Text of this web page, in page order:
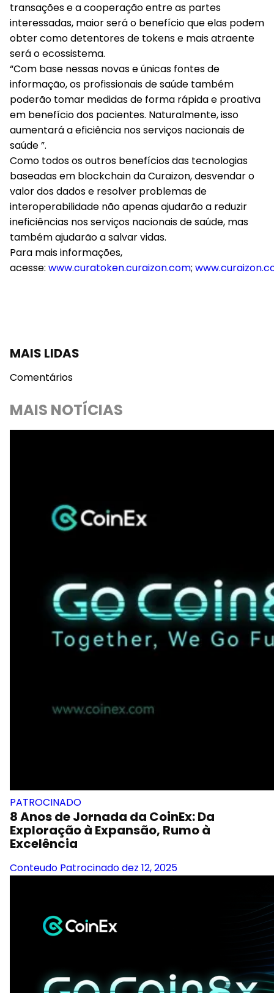
transações e a cooperação entre as partes
interessadas, maior será o benefício que elas podem
obter como detentores de tokens e mais atraente
será o ecossistema.
“Com base nessas novas e únicas fontes de
informação, os profissionais de saúde também
poderão tomar medidas de forma rápida e proativa
em benefício dos pacientes. Naturalmente, isso
aumentará a eficiência nos serviços nacionais de
saúde ”.
Como todos os outros benefícios das tecnologias
baseadas em blockchain da Curaizon, desvendar o
valor dos dados e resolver problemas de
interoperabilidade não apenas ajudarão a reduzir
ineficiências nos serviços nacionais de saúde, mas
também ajudarão a salvar vidas.
Para mais informações,
acesse: www.curatoken.curaizon.com;
MAIS LIDAS
Comentários
MAIS NOTÍCIAS
PATROCINADO
8 Anos de Jornada da CoinEx: Da
Exploração à Expansão, Rumo à
Excelência
Conteudo Patrocinadodez 12, 2025